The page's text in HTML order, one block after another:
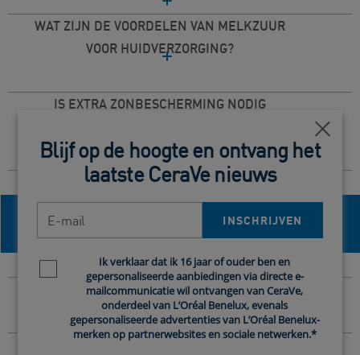
WAT ZIJN DE VOORDELEN VAN MELKZUUR
VOOR HUIDVERZORGING?
IS EXTRA ZONBESCHERMING NODIG
MELKZUUR: KRACHTIG INGREDIËNT IN
REFERENTIES
Blijf op de hoogte en ontvang het
laatste CeraVe nieuws
INSCHRIJVEN
Newsletter policyIk verklaar dat ik 16 jaar of ouder ben en
gepersonaliseerde aanbiedingen via directe e-
mailcommunicatie wil ontvangen van CeraVe,
onderdeel van L’Oréal Benelux, evenals
gepersonaliseerde advertenties van L’Oréal Benelux-
merken op partnerwebsites en sociale netwerken.*